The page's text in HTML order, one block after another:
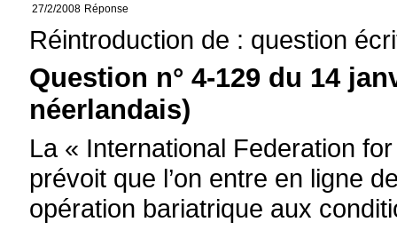
27/2/2008 Réponse
Réintroduction de : question
Question n° 4-129 du 14
néerlandais)
La « International Federation
prévoit que l’on entre en ligne
opération bariatrique aux